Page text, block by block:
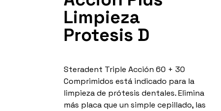
Limpieza
Protesis D
Steradent Triple Acción 60 + 30
Comprimidos está indicado para la
limpieza de prótesis dentales. Elimina
más placa que un simple cepillado, las